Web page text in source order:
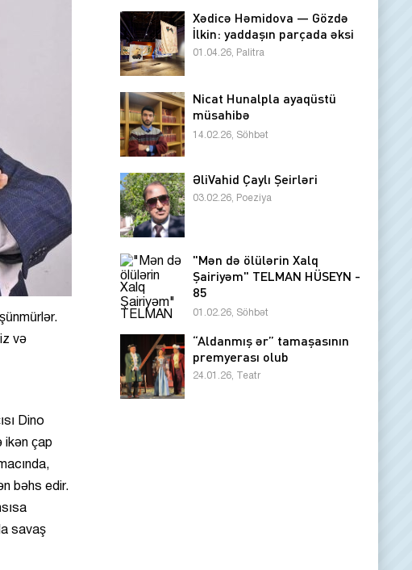
və
Dino
ikən çap
bəhs edir.
savaş
Xədicə Həmidova — Gözdə
İlkin: yaddaşın parçada əksi
01.04.26, Palitra
Nicat Hunalpla ayaqüstü
müsahibə
14.02.26, Söhbət
ƏliVahid Çaylı Şeirləri
03.02.26, Poeziya
"Mən də ölülərin Xalq
Şairiyəm" TELMAN HÜSEYN -
85
01.02.26, Söhbət
“Aldanmış ər” tamaşasının
premyerası olub
24.01.26, Teatr